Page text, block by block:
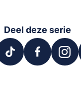
Deel deze serie